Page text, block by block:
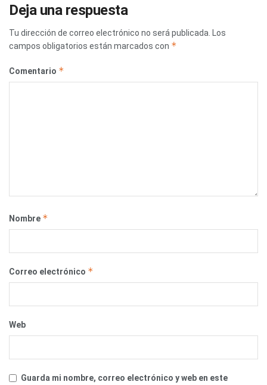
Deja una respuesta
Tu dirección de correo electrónico no será publicada.
Los
campos obligatorios están marcados con *
Comentario *
Nombre *
Correo electrónico *
Web
Guarda mi nombre, correo electrónico y web en este